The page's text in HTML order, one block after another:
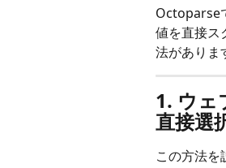
Octoparse
値を直接ス
法がありま
1. ウェ
直接選
この方法を